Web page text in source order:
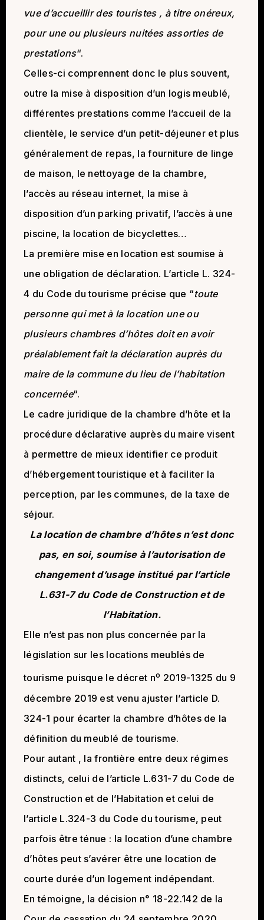
vue d’accueillir des touristes , à titre onéreux,
pour une ou plusieurs nuitées assorties de
prestations“.
Celles-ci comprennent donc le plus souvent,
outre la mise à disposition d’un logis meublé,
différentes prestations comme l’accueil de la
clientèle, le service d’un petit-déjeuner et plus
généralement de repas, la fourniture de linge
de maison, le nettoyage de la chambre,
l’accès au réseau internet, la mise à
disposition d’un parking privatif, l’accès à une
piscine, la location de bicyclettes…
La première mise en location est soumise à
une obligation de déclaration. L’article L. 324-
4 du Code du tourisme précise que “toute
personne qui met à la location une ou
plusieurs chambres d’hôtes doit en avoir
préalablement fait la déclaration auprès du
maire de la commune du lieu de l’habitation
concernée“.
Le cadre juridique de la chambre d’hôte et la
procédure déclarative auprès du maire visent
à permettre de mieux identifier ce produit
d’hébergement touristique et à faciliter la
perception, par les communes, de la taxe de
séjour.
La location de chambre d’hôtes n’est donc
pas, en soi, soumise à l’autorisation de
changement d’usage institué par l’article
L.631-7 du Code de Construction et de
l’Habitation.
Elle n’est pas non plus concernée par la
législation sur les locations meublés de
tourisme puisque le décret no 2019-1325 du 9
décembre 2019 est venu ajuster l’article D.
324-1 pour écarter la chambre d’hôtes de la
définition du meublé de tourisme.
Pour autant , la frontière entre deux régimes
distincts, celui de l’article L.631-7 du Code de
Construction et de l’Habitation et celui de
l’article L.324-3 du Code du tourisme, peut
parfois être ténue : la location d’une chambre
d’hôtes peut s’avérer être une location de
courte durée d’un logement indépendant.
En témoigne, la décision n° 18-22.142 de la